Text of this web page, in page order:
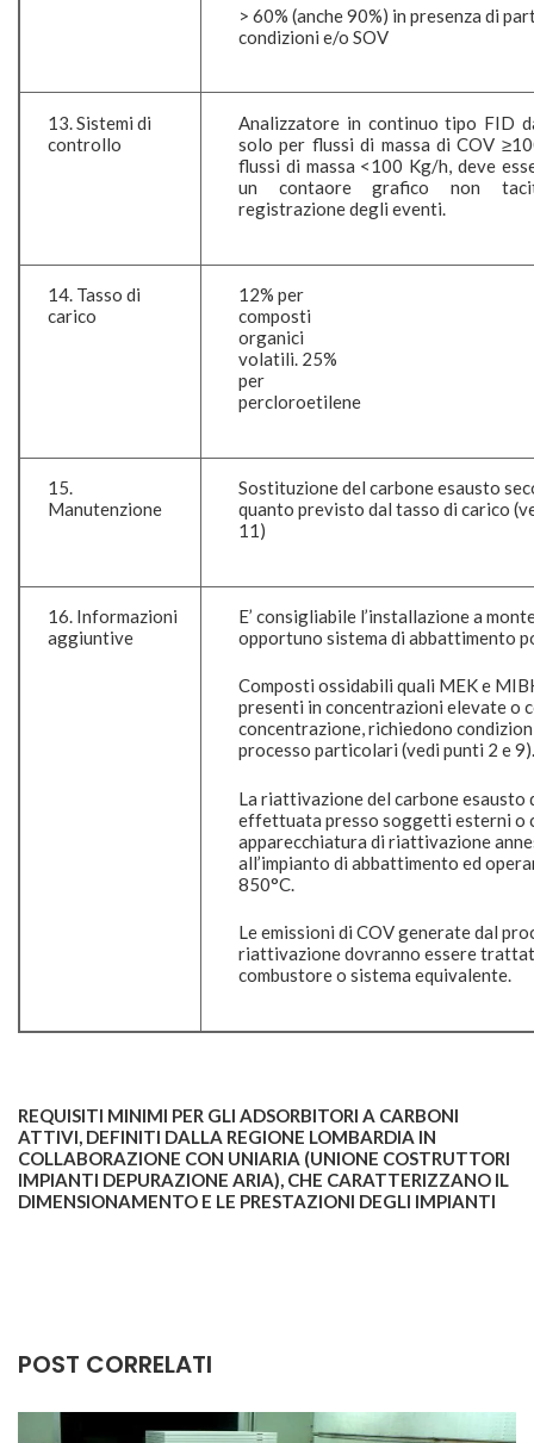
> 60% (anche 90%) in presenza di
condizioni e/o SOV
13. Sistemi di
controllo
Analizzatore in continuo tipo FID
solo per flussi di massa di COV
flussi di massa <100 Kg/h, deve
un contaore grafico non
registrazione degli eventi.
14. Tasso di
carico
12% per
composti
organici
volatili. 25%
per
percloroetilene
15.
Manutenzione
Sostituzione del carbone esausto
quanto previsto dal tasso di carico
11)
16. Informazioni
aggiuntive
E’ consigliabile l’installazione a
opportuno sistema di abbattimento
Composti ossidabili quali MEK e
presenti in concentrazioni elevate o
concentrazione, richiedono
processo particolari (vedi punti 2 e 9).
La riattivazione del carbone esausto
effettuata presso soggetti esterni o
apparecchiatura di riattivazione
all’impianto di abbattimento ed
850°C.
Le emissioni di COV generate dal
riattivazione dovranno essere
combustore o sistema equivalente.
REQUISITI MINIMI PER GLI ADSORBITORI A CARBONI
ATTIVI, DEFINITI DALLA REGIONE LOMBARDIA IN
COLLABORAZIONE CON UNIARIA (UNIONE COSTRUTTORI
IMPIANTI DEPURAZIONE ARIA), CHE CARATTERIZZANO IL
DIMENSIONAMENTO E LE PRESTAZIONI DEGLI IMPIANTI
POST CORRELATI